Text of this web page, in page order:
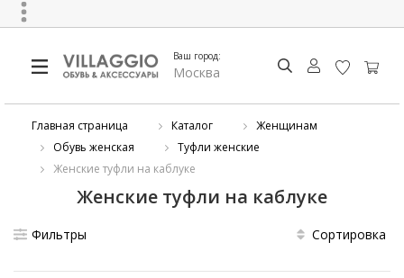
Ваш город:
Москва
Главная страница Каталог
Женщинам
Обувь женская
Туфли женские
Женские туфли на каблуке
Женские туфли на каблуке
Фильтры Сортировка